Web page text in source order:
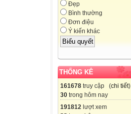
Đẹp
Bình thường
Đơn điệu
Ý kiến khác
THỐNG KÊ
161678 truy cập (chi tiết)
30 trong hôm nay
191812 lượt xem